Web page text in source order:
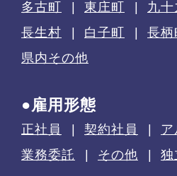
多古町
東庄町 九
長生村
白子町 長柄
県内その他
●雇用形態
正社員 契約社員 ア
業務委託
その他 独